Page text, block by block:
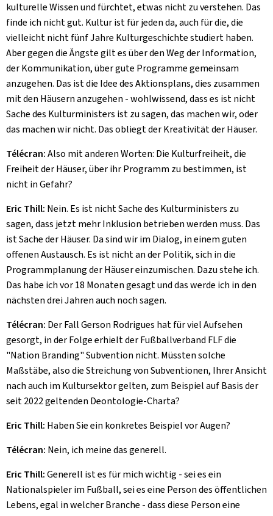
kulturelle Wissen und fürchtet, etwas nicht zu verstehen. Das
finde ich nicht gut. Kultur ist für jeden da, auch für die, die
vielleicht nicht fünf Jahre Kulturgeschichte studiert haben.
Aber gegen die Ängste gilt es über den Weg der Information,
der Kommunikation, über gute Programme gemeinsam
anzugehen. Das ist die Idee des Aktionsplans, dies zusammen
mit den Häusern anzugehen - wohlwissend, dass es ist nicht
Sache des Kulturministers ist zu sagen, das machen wir, oder
das machen wir nicht. Das obliegt der Kreativität der Häuser.
Télécran:Also mit anderen Worten: Die Kulturfreiheit, die
Freiheit der Häuser, über ihr Programm zu bestimmen, ist
nicht in Gefahr?
Eric Thill: Nein. Es ist nicht Sache des Kulturministers zu
sagen, dass jetzt mehr Inklusion betrieben werden muss. Das
ist Sache der Häuser. Da sind wir im Dialog, in einem guten
offenen Austausch. Es ist nicht an der Politik, sich in die
Programmplanung der Häuser einzumischen. Dazu stehe ich.
Das habe ich vor 18 Monaten gesagt und das werde ich in den
nächsten drei Jahren auch noch sagen.
Télécran: Der Fall Gerson Rodrigues hat für viel Aufsehen
gesorgt, in der Folge erhielt der Fußballverband FLF die
"Nation Branding" Subvention nicht. Müssten solche
Maßstäbe, also die Streichung von Subventionen, Ihrer Ansicht
nach auch im Kultursektor gelten, zum Beispiel auf Basis der
seit 2022 geltenden Deontologie-Charta?
Eric Thill: Haben Sie ein konkretes Beispiel vor Augen?
Télécran: Nein, ich meine das generell.
Eric Thill:Generell ist es für mich wichtig - sei es ein
Nationalspieler im Fußball, sei es eine Person des öffentlichen
Lebens, egal in welcher Branche - dass diese Person eine